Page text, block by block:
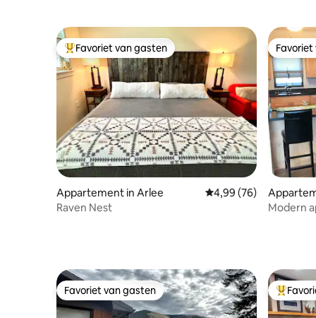
Topfavoriet van gasten
Favoriet van gasten
Appartement in Arlee Gemiddelde
4,99 (76)
Raven Nest
Modern
van St.
Favoriet van gasten
Favoriet van gasten